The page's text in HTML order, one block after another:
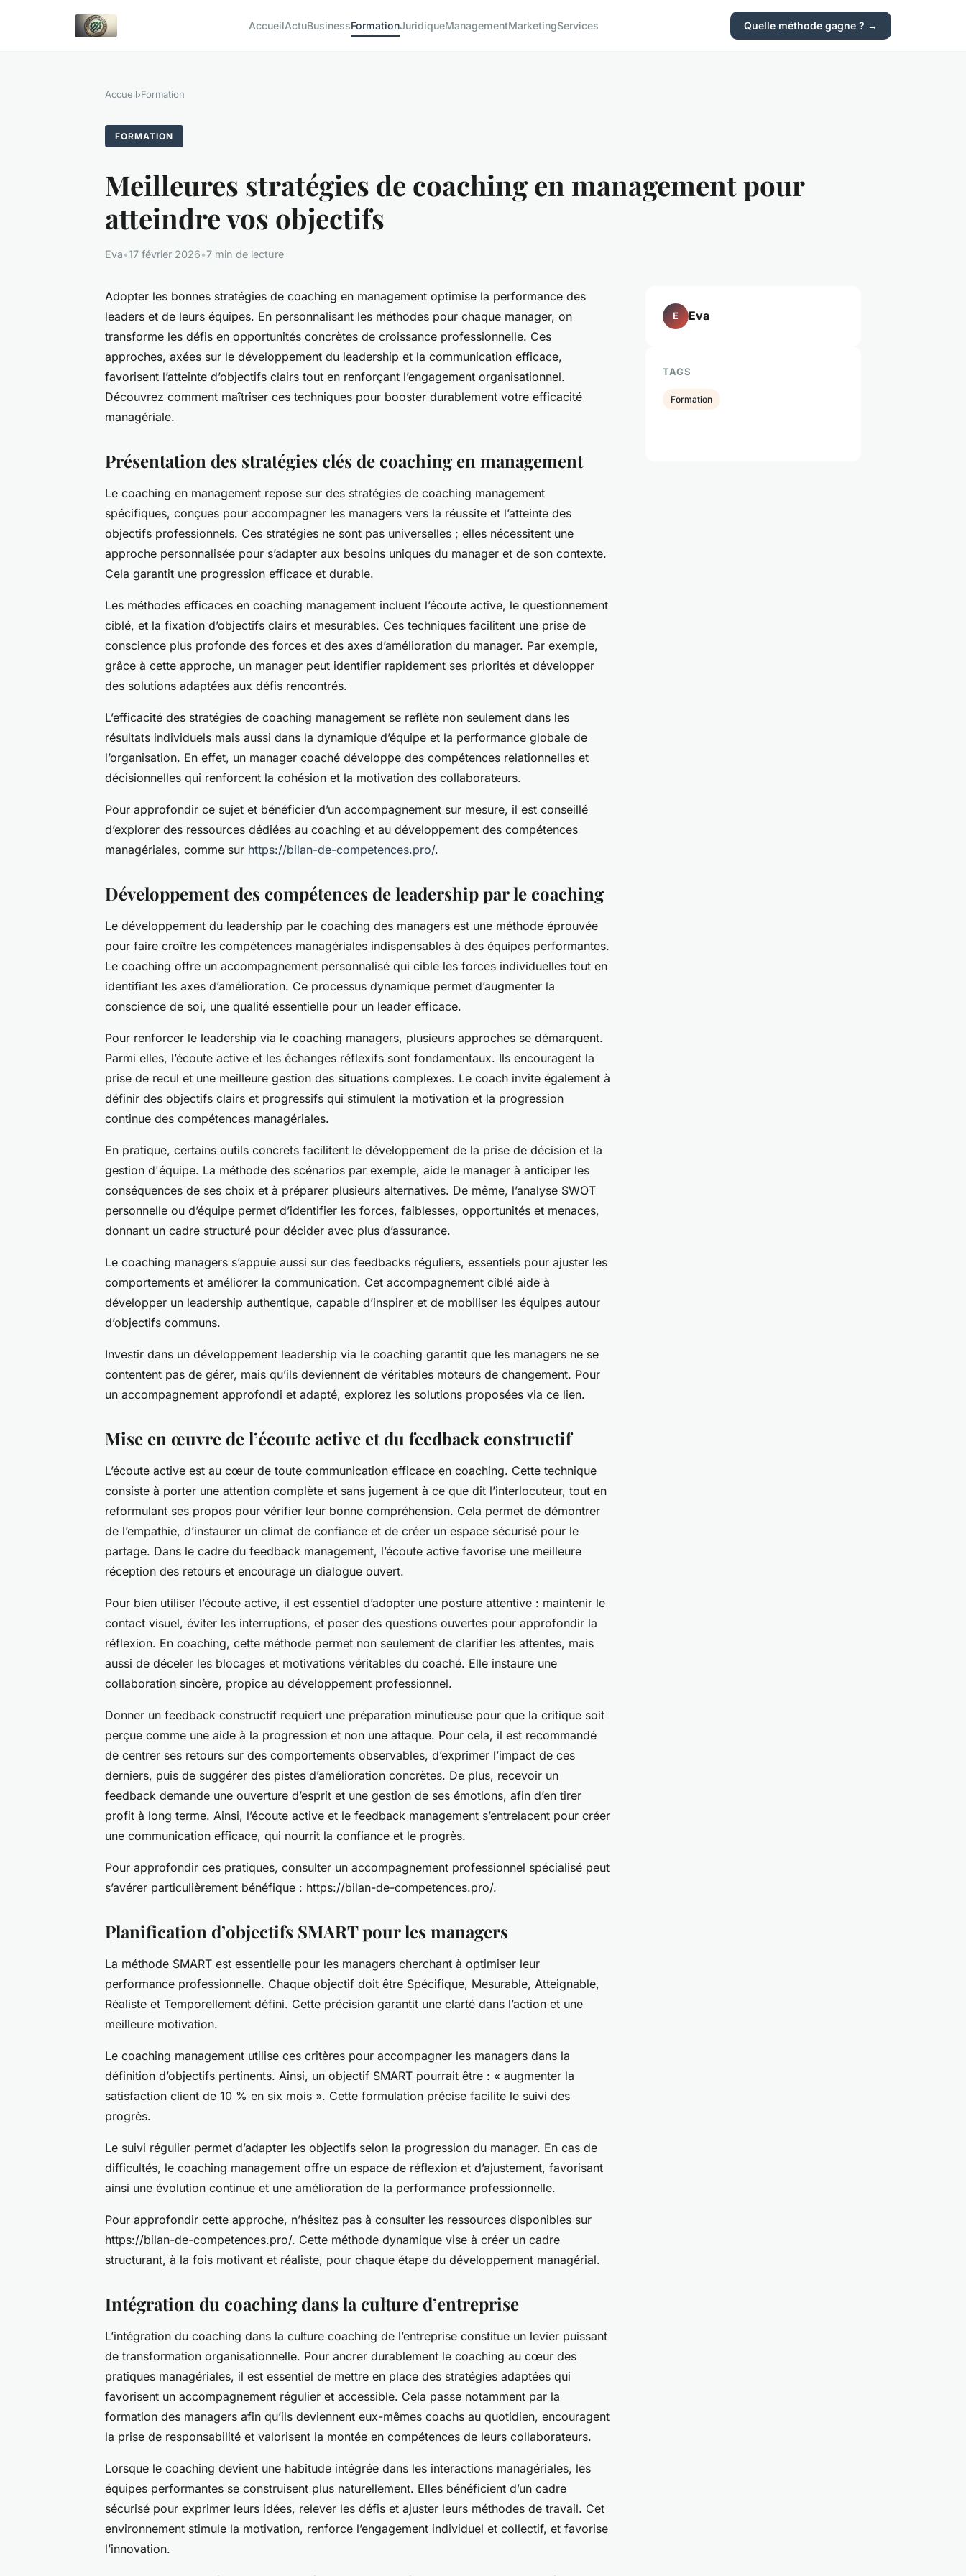
AccueilActuBusinessFormationJuridiqueManagementMarketingServices Quelle méthode gagne ? →
Accueil›Formation
FORMATION
Meilleures stratégies de coaching en management pour
atteindre vos objectifs
Eva•17 février 2026•7 min de lecture
Adopter les bonnes stratégies de coaching en management optimise la performance des
leaders et de leurs équipes. En personnalisant les méthodes pour chaque manager, on
transforme les défis en opportunités concrètes de croissance professionnelle. Ces
approches, axées sur le développement du leadership et la communication efficace,
favorisent l’atteinte d’objectifs clairs tout en renforçant l’engagement organisationnel.
Découvrez comment maîtriser ces techniques pour booster durablement votre efficacité
managériale.
Présentation des stratégies clés de coaching en management
Le coaching en management repose sur des stratégies de coaching management
spécifiques, conçues pour accompagner les managers vers la réussite et l’atteinte des
objectifs professionnels. Ces stratégies ne sont pas universelles ; elles nécessitent une
approche personnalisée pour s’adapter aux besoins uniques du manager et de son contexte.
Cela garantit une progression efficace et durable.
Les méthodes efficaces en coaching management incluent l’écoute active, le questionnement
ciblé, et la fixation d’objectifs clairs et mesurables. Ces techniques facilitent une prise de
conscience plus profonde des forces et des axes d’amélioration du manager. Par exemple,
grâce à cette approche, un manager peut identifier rapidement ses priorités et développer
des solutions adaptées aux défis rencontrés.
L’efficacité des stratégies de coaching management se reflète non seulement dans les
résultats individuels mais aussi dans la dynamique d’équipe et la performance globale de
l’organisation. En effet, un manager coaché développe des compétences relationnelles et
décisionnelles qui renforcent la cohésion et la motivation des collaborateurs.
Pour approfondir ce sujet et bénéficier d’un accompagnement sur mesure, il est conseillé
d’explorer des ressources dédiées au coaching et au développement des compétences
managériales, comme sur https://bilan-de-competences.pro/.
Développement des compétences de leadership par le coaching
Le développement du leadership par le coaching des managers est une méthode éprouvée
pour faire croître les compétences managériales indispensables à des équipes performantes.
Le coaching offre un accompagnement personnalisé qui cible les forces individuelles tout en
identifiant les axes d’amélioration. Ce processus dynamique permet d’augmenter la
conscience de soi, une qualité essentielle pour un leader efficace.
Pour renforcer le leadership via le coaching managers, plusieurs approches se démarquent.
Parmi elles, l’écoute active et les échanges réflexifs sont fondamentaux. Ils encouragent la
prise de recul et une meilleure gestion des situations complexes. Le coach invite également à
définir des objectifs clairs et progressifs qui stimulent la motivation et la progression
continue des compétences managériales.
En pratique, certains outils concrets facilitent le développement de la prise de décision et la
gestion d'équipe. La méthode des scénarios par exemple, aide le manager à anticiper les
conséquences de ses choix et à préparer plusieurs alternatives. De même, l’analyse SWOT
personnelle ou d’équipe permet d’identifier les forces, faiblesses, opportunités et menaces,
donnant un cadre structuré pour décider avec plus d’assurance.
Le coaching managers s’appuie aussi sur des feedbacks réguliers, essentiels pour ajuster les
comportements et améliorer la communication. Cet accompagnement ciblé aide à
développer un leadership authentique, capable d’inspirer et de mobiliser les équipes autour
d’objectifs communs.
Investir dans un développement leadership via le coaching garantit que les managers ne se
contentent pas de gérer, mais qu’ils deviennent de véritables moteurs de changement. Pour
un accompagnement approfondi et adapté, explorez les solutions proposées via ce lien.
Mise en œuvre de l’écoute active et du feedback constructif
L’écoute active est au cœur de toute communication efficace en coaching. Cette technique
consiste à porter une attention complète et sans jugement à ce que dit l’interlocuteur, tout en
reformulant ses propos pour vérifier leur bonne compréhension. Cela permet de démontrer
de l’empathie, d’instaurer un climat de confiance et de créer un espace sécurisé pour le
partage. Dans le cadre du feedback management, l’écoute active favorise une meilleure
réception des retours et encourage un dialogue ouvert.
Pour bien utiliser l’écoute active, il est essentiel d’adopter une posture attentive : maintenir le
contact visuel, éviter les interruptions, et poser des questions ouvertes pour approfondir la
réflexion. En coaching, cette méthode permet non seulement de clarifier les attentes, mais
aussi de déceler les blocages et motivations véritables du coaché. Elle instaure une
collaboration sincère, propice au développement professionnel.
Donner un feedback constructif requiert une préparation minutieuse pour que la critique soit
perçue comme une aide à la progression et non une attaque. Pour cela, il est recommandé
de centrer ses retours sur des comportements observables, d’exprimer l’impact de ces
derniers, puis de suggérer des pistes d’amélioration concrètes. De plus, recevoir un
feedback demande une ouverture d’esprit et une gestion de ses émotions, afin d’en tirer
profit à long terme. Ainsi, l’écoute active et le feedback management s’entrelacent pour créer
une communication efficace, qui nourrit la confiance et le progrès.
Pour approfondir ces pratiques, consulter un accompagnement professionnel spécialisé peut
s’avérer particulièrement bénéfique : https://bilan-de-competences.pro/.
Planification d’objectifs SMART pour les managers
La méthode SMART est essentielle pour les managers cherchant à optimiser leur
performance professionnelle. Chaque objectif doit être Spécifique, Mesurable, Atteignable,
Réaliste et Temporellement défini. Cette précision garantit une clarté dans l’action et une
meilleure motivation.
Le coaching management utilise ces critères pour accompagner les managers dans la
définition d’objectifs pertinents. Ainsi, un objectif SMART pourrait être : « augmenter la
satisfaction client de 10 % en six mois ». Cette formulation précise facilite le suivi des
progrès.
Le suivi régulier permet d’adapter les objectifs selon la progression du manager. En cas de
difficultés, le coaching management offre un espace de réflexion et d’ajustement, favorisant
ainsi une évolution continue et une amélioration de la performance professionnelle.
Pour approfondir cette approche, n’hésitez pas à consulter les ressources disponibles sur
https://bilan-de-competences.pro/. Cette méthode dynamique vise à créer un cadre
structurant, à la fois motivant et réaliste, pour chaque étape du développement managérial.
Intégration du coaching dans la culture d’entreprise
L’intégration du coaching dans la culture coaching de l’entreprise constitue un levier puissant
de transformation organisationnelle. Pour ancrer durablement le coaching au cœur des
pratiques managériales, il est essentiel de mettre en place des stratégies adaptées qui
favorisent un accompagnement régulier et accessible. Cela passe notamment par la
formation des managers afin qu’ils deviennent eux-mêmes coachs au quotidien, encouragent
la prise de responsabilité et valorisent la montée en compétences de leurs collaborateurs.
Lorsque le coaching devient une habitude intégrée dans les interactions managériales, les
équipes performantes se construisent plus naturellement. Elles bénéficient d’un cadre
sécurisé pour exprimer leurs idées, relever les défis et ajuster leurs méthodes de travail. Cet
environnement stimule la motivation, renforce l’engagement individuel et collectif, et favorise
l’innovation.
E Eva
TAGS
Formation